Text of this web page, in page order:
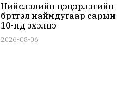
Нийслэлийн цэцэрлэгийн
бүртгэл наймдугаар сарын
10-нд эхэлнэ
2026-08-06